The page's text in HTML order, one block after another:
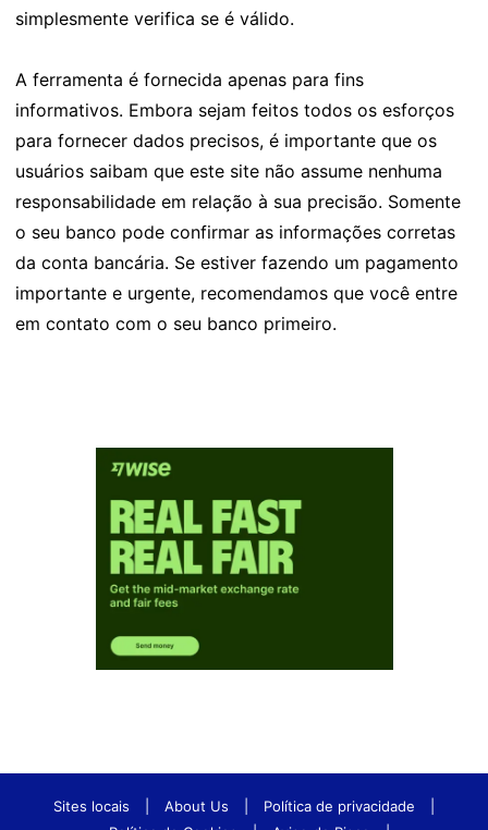
simplesmente verifica se é válido.
A ferramenta é fornecida apenas para fins
informativos. Embora sejam feitos todos os esforços
para fornecer dados precisos, é importante que os
usuários saibam que este site não assume nenhuma
responsabilidade em relação à sua precisão. Somente
o seu banco pode confirmar as informações corretas
da conta bancária. Se estiver fazendo um pagamento
importante e urgente, recomendamos que você entre
em contato com o seu banco primeiro.
Sites locais About Us Política de privacidade